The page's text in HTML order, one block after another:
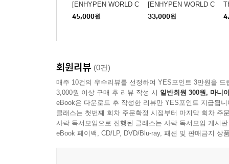
[ENHYPEN WORLD C
OUPON CARD COLLE
CTION] SUMMER VA
ver.
45,000원
[ENHYPEN WORLD C
OUPON CARD COLLE
CTION] SUMMER VA
ver.
33,000원
회원리뷰 (0건)
매주 10건의 우수리뷰를 선정하여 YES포인트 3만원을 드
3,000원 이상 구매 후 리뷰 작성 시 일반회원 300원, 마니
eBook은 다운로드 후 작성한 리뷰만 YES포인트 지급됩니
클래스는 첫번째 회차 주문확정 시점부터 마지막 회차 주
사락 독서모임으로 진행된 클래스는 사락 독서모임 게시
eBook 페이백, CD/LP, DVD/Blu-ray, 패션 및 판매금지 상